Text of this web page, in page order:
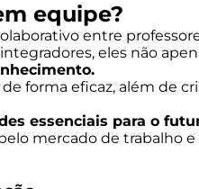
equipe?
entre
eles não
forma eficaz, além de
essenciais para o
mercado de trabalho